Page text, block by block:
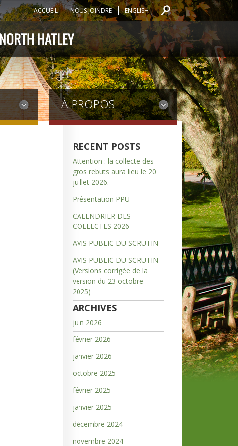
ACCUEIL NOUS JOINDRE ENGLISH
À PROPOS
RECENT POSTS
Attention : la collecte des
gros rebuts aura lieu le 20
juillet 2026.
Présentation PPU
CALENDRIER DES
COLLECTES 2026
AVIS PUBLIC DU SCRUTIN
AVIS PUBLIC DU SCRUTIN
(Versions corrigée de la
version du 23 octobre
2025)
ARCHIVES
juin 2026
février 2026
janvier 2026
octobre 2025
février 2025
janvier 2025
décembre 2024
novembre 2024